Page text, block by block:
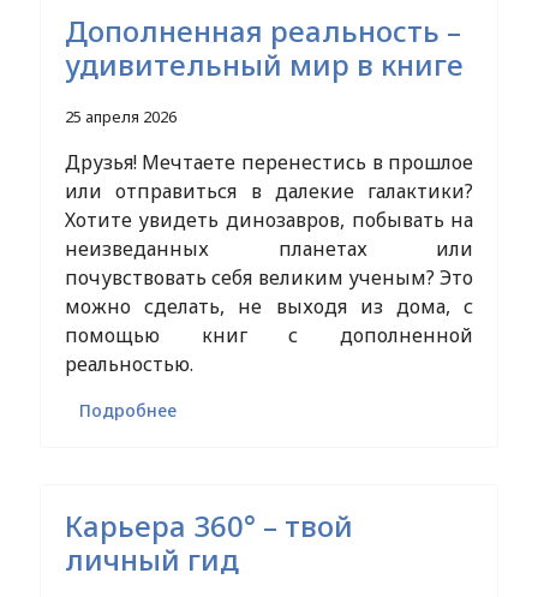
Дополненная реальность –
удивительный мир в книге
25 апреля 2026
Друзья! Мечтаете перенестись в прошлое
или отправиться в далекие галактики?
Хотите увидеть динозавров, побывать на
неизведанных планетах или
почувствовать себя великим ученым? Это
можно сделать, не выходя из дома, с
помощью книг с дополненной
реальностью.
Подробнее
Карьера 360° – твой
личный гид